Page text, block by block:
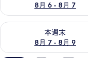
8月 6 - 8月 7
本週末
8月 7 - 8月 9
查看本週末 (8月 7 - 8月